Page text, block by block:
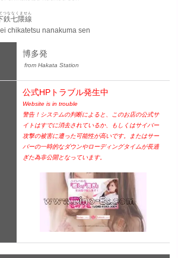
鉄七隈線
つななくません
chikatetsu nanakuma sen
博多発
from Hakata Station
公式HPトラブル発生中
Website is in trouble
警告！システムの判断によると、このお店の公式サ
イトはすでに消去されているか、もしくはサイバー
攻撃の被害に遭った可能性が高いです。またはサー
バーの一時的なダウンやローディングタイムが長過
ぎた為非公開となっています。